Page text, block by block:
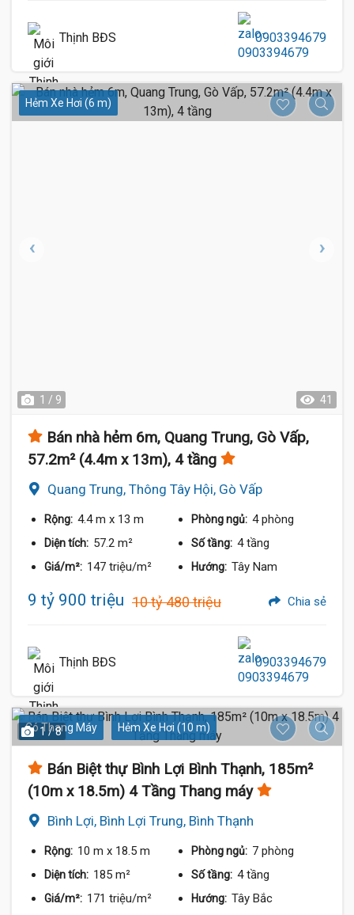
Thịnh BĐS 0903394679
Hẻm Xe Hơi (6 m)
1 / 9 41
Bán nhà hẻm 6m, Quang Trung, Gò Vấp,
57.2m² (4.4m x 13m), 4 tầng
Quang Trung, Thông Tây Hội, Gò Vấp
Rộng: 4.4 m x 13 m Phòng ngủ: 4 phòng
Diện tích: 57.2 m² Số tầng: 4 tầng
Giá/m²: 147 triệu/m² Hướng: Tây Nam
9 tỷ 900 triệu 10 tỷ 480 triệu Chia sẻ
Thịnh BĐS 0903394679
Có Thang Máy Hẻm Xe Hơi (10 m)
1 / 8
Bán Biệt thự Bình Lợi Bình Thạnh, 185m²
(10m x 18.5m) 4 Tầng Thang máy
Bình Lợi, Bình Lợi Trung, Bình Thạnh
Rộng: 10 m x 18.5 m Phòng ngủ: 7 phòng
Diện tích: 185 m² Số tầng: 4 tầng
Giá/m²: 171 triệu/m² Hướng: Tây Bắc